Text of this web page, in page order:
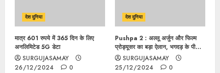
देश दुनिया
मात्र 601 रुपये में 365 दिन के लिए
अनलिमिटेड 5G डेटा
SURGUJASAMAY
26/12/2024
0
देश दुनिया
Pushpa 2 : अल्लू अर्जुन और फिल्म
प्रोड्यूसर का बड़ा ऐलान, भगदड़ के पीड़ित
परिवार को देंगे 2 करोड़ रुपये
SURGUJASAMAY
25/12/2024
0